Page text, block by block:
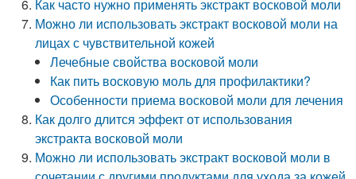
Как часто нужно применять экстракт восковой моли
Можно ли использовать экстракт восковой моли на
лицах с чувствительной кожей
Лечебные свойства восковой моли
Как пить восковую моль для профилактики?
Особенности приема восковой моли для лечения
Как долго длится эффект от использования
экстракта восковой моли
Можно ли использовать экстракт восковой моли в